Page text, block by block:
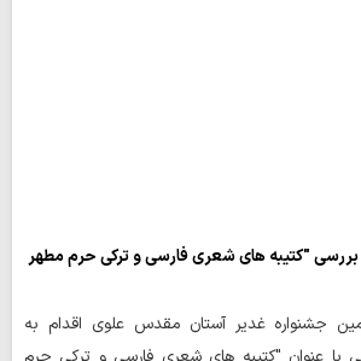
"کتیبه های شعری فارسی و ترکی حرم مطهر
جشنواره غدیر آستان مقدس علوی اقدام به